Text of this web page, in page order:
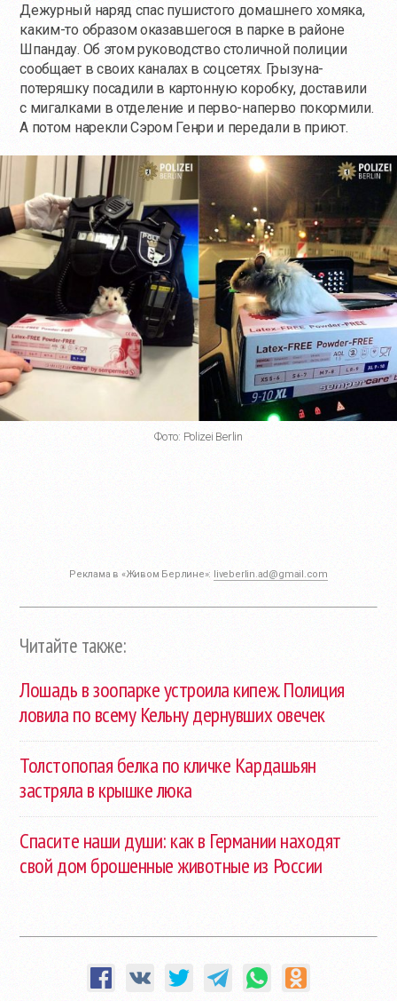
Дежурный наряд спас пушистого домашнего хомяка,
каким-тообразом оказавшегося в парке в районе
Шпандау. Об этом руководство столичной полиции
сообщает в своих каналах в соцсетях. Грызуна-
потеряшку посадили в картонную коробку, доставили
с мигалками в отделение и перво-наперво покормили.
А потом нарекли Сэром Генри и передали в приют.
Фото: Polizei Berlin
Реклама в «Живом Берлине»: liveberlin.ad@gmail.com
Читайте также:
Лошадь в зоопарке устроила кипеж. Полиция
ловила по всему Кельну дернувших овечек
Толстопопая белка по кличке Кардашьян
застряла в крышке люка
Спасите наши души: как в Германии находят
свой дом брошенные животные из России